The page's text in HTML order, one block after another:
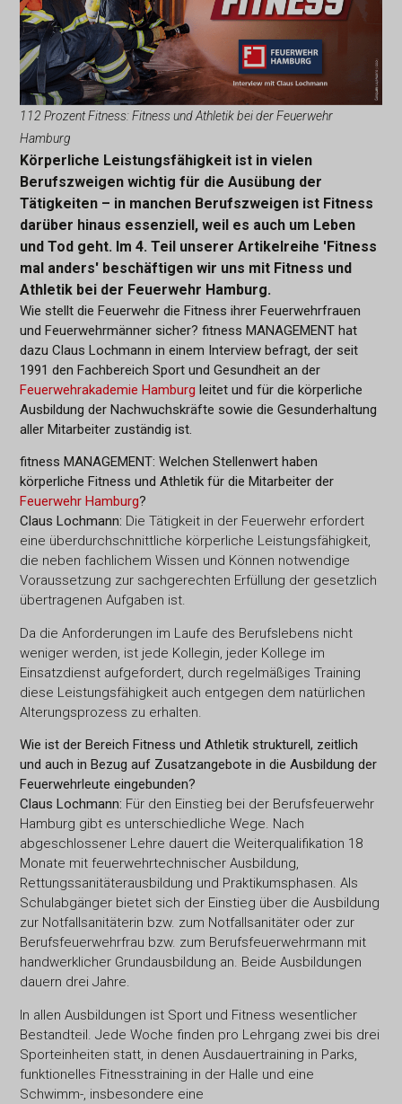
112 Prozent Fitness: Fitness und Athletik bei der Feuerwehr
Hamburg
Körperliche Leistungsfähigkeit ist in vielen
Berufszweigen wichtig für die Ausübung der
Tätigkeiten – in manchen Berufszweigen ist Fitness
darüber hinaus essenziell, weil es auch um Leben
und Tod geht. Im 4. Teil unserer Artikelreihe 'Fitness
mal anders' beschäftigen wir uns mit Fitness und
Athletik bei der Feuerwehr Hamburg.
Wie stellt die Feuerwehr die Fitness ihrer Feuerwehrfrauen
und Feuerwehrmänner sicher? fitness MANAGEMENT hat
dazu Claus Lochmann in einem Interview befragt, der seit
1991 den Fachbereich Sport und Gesundheit an der
Feuerwehrakademie Hamburg leitet und für die körperliche
Ausbildung der Nachwuchskräfte sowie die Gesunderhaltung
aller Mitarbeiter zuständig ist.
fitness MANAGEMENT: Welchen Stellenwert haben
körperliche Fitness und Athletik für die Mitarbeiter der
Feuerwehr Hamburg?
Claus Lochmann: Die Tätigkeit in der Feuerwehr erfordert
eine überdurchschnittliche körperliche Leistungsfähigkeit,
die neben fachlichem Wissen und Können notwendige
Voraussetzung zur sachgerechten Erfüllung der gesetzlich
übertragenen Aufgaben ist.
Da die Anforderungen im Laufe des Berufslebens nicht
weniger werden, ist jede Kollegin, jeder Kollege im
Einsatzdienst aufgefordert, durch regelmäßiges Training
diese Leistungsfähigkeit auch entgegen dem natürlichen
Alterungsprozess zu erhalten.
Wie ist der Bereich Fitness und Athletik strukturell, zeitlich
und auch in Bezug auf Zusatzangebote in die Ausbildung der
Feuerwehrleute eingebunden?
Claus Lochmann: Für den Einstieg bei der Berufsfeuerwehr
Hamburg gibt es unterschiedliche Wege. Nach
abgeschlossener Lehre dauert die Weiterqualifikation 18
Monate mit feuerwehrtechnischer Ausbildung,
Rettungssanitäterausbildung und Praktikumsphasen. Als
Schulabgänger bietet sich der Einstieg über die Ausbildung
zur Notfallsanitäterin bzw. zum Notfallsanitäter oder zur
Berufsfeuerwehrfrau bzw. zum Berufsfeuerwehrmann mit
handwerklicher Grundausbildung an. Beide Ausbildungen
dauern drei Jahre.
In allen Ausbildungen ist Sport und Fitness wesentlicher
Bestandteil. Jede Woche finden pro Lehrgang zwei bis drei
Sporteinheiten statt, in denen Ausdauertraining in Parks,
funktionelles Fitnesstraining in der Halle und eine
Schwimm-, insbesondere eine